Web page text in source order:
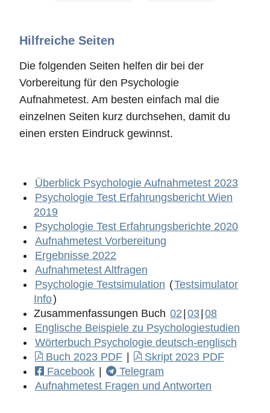
Hilfreiche Seiten
Die folgenden Seiten helfen dir bei der
Vorbereitung für den Psychologie
Aufnahmetest. Am besten einfach mal die
einzelnen Seiten kurz durchsehen, damit du
einen ersten Eindruck gewinnst.
Überblick Psychologie Aufnahmetest 2023
Psychologie Test Erfahrungsbericht Wien
2019
Psychologie Test Erfahrungsberichte 2020
Aufnahmetest Vorbereitung
Ergebnisse 2022
Aufnahmetest Altfragen
Psychologie Testsimulation (Testsimulator
Info)
Zusammenfassungen Buch 02 03 08
Englische Beispiele zu Psychologiestudien
Wörterbuch Psychologie deutsch-englisch
Buch 2023 PDF
Skript 2023 PDF
Facebook
Telegram
Aufnahmetest Fragen und Antworten